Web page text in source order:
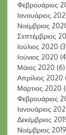
Φεβρουάριος
Ιανουάριος
Νοέμβριος
Σεπτέμβριος
Ιούλιος 2020
Ιούνιος 2020
Μάιος 2020 (6)
Απρίλιος 2020
Μάρτιος 2020
Φεβρουάριος
Ιανουάριος
Δεκέμβριος
Νοέμβριος 2019